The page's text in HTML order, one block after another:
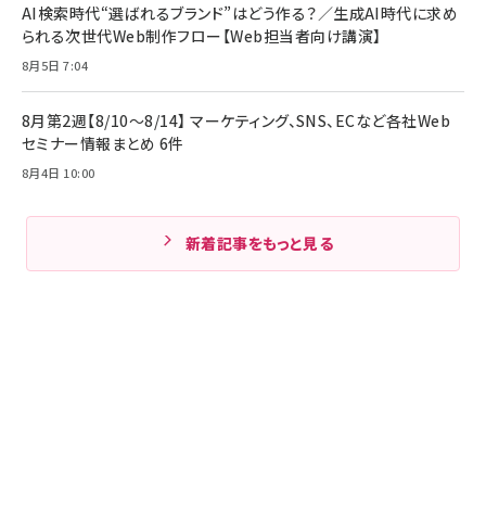
AI検索時代“選ばれるブランド”はどう作る？／生成AI時代に求め
られる次世代Web制作フロー【Web担当者向け講演】
8月5日 7:04
8月第2週【8/10～8/14】 マーケティング、SNS、ECなど各社Web
セミナー情報まとめ 6件
8月4日 10:00
新着記事をもっと見る